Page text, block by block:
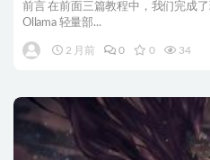
前言 在前面三篇教程中，我们完成
Ollama 轻量部...
2 月前 0 0 34